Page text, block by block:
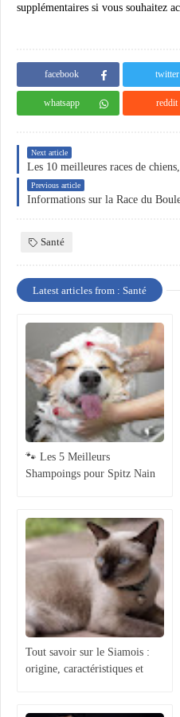
supplémentaires si vous souhaitez
facebook twitter
whatsapp reddit
Next article
Les 10 meilleures races de
Previous article
Informations sur la Race du
Santé
Latest articles from : Santé
🐾 Les 5 Meilleurs
Shampoings pour Spitz Nain
Tout savoir sur le Siamois :
origine, caractéristiques et